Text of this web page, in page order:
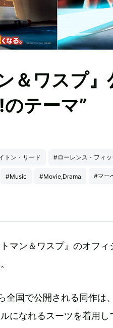
＆ワスプ
テーマ”
トン・リード #ローレンス・フィ
#Music #Movie,Drama #マー
マン＆ワスプ』のオフ
全国で公開される同作は
になれるスーツを着用